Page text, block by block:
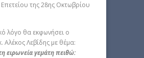
της 28ης Οκτωβρίου
λόγο θα εκφωνήσει ο
Αλέκος Λεβίδης με θέμα:
ειρωνεία γεμάτη πειθώ: